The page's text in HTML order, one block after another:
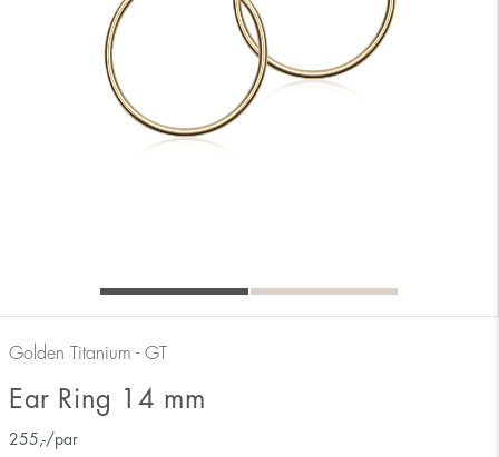
Golden Titanium - GT
Ear Ring 14 mm
255 ,-/par